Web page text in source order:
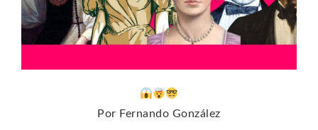
Por Fernando González